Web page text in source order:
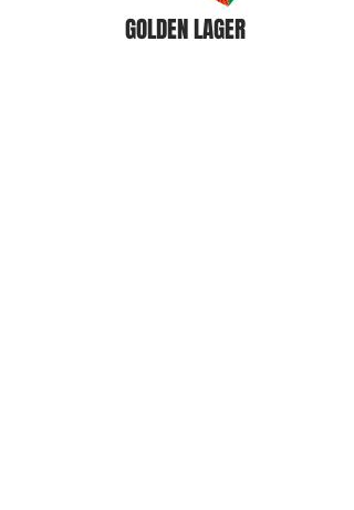
GOLDEN LAGER